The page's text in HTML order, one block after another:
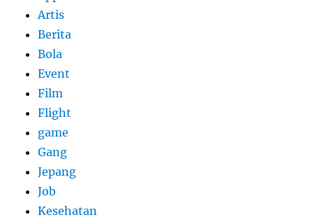
Artis
Berita
Bola
Event
Film
Flight
game
Gang
Jepang
Job
Kesehatan